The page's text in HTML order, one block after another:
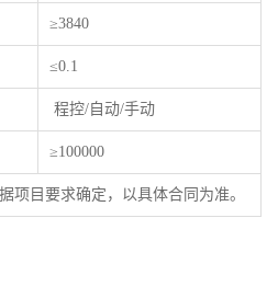
≥3840
≤0.1
程控/自动/手动
≥100000
项目要求确定，以具体合同为准。